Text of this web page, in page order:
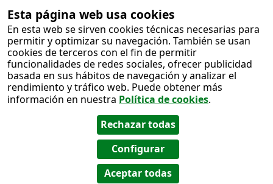
Esta página web usa cookies
En esta web se sirven cookies técnicas necesarias para
permitir y optimizar su navegación. También se usan
cookies de terceros con el fin de permitir
funcionalidades de redes sociales, ofrecer publicidad
basada en sus hábitos de navegación y analizar el
rendimiento y tráfico web. Puede obtener más
información en nuestra Política de cookies.